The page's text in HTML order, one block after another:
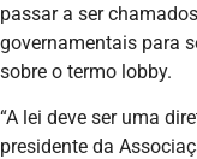
passar a ser
governamentais para
sobre o termo lobby.
“A lei deve ser uma
presidente da